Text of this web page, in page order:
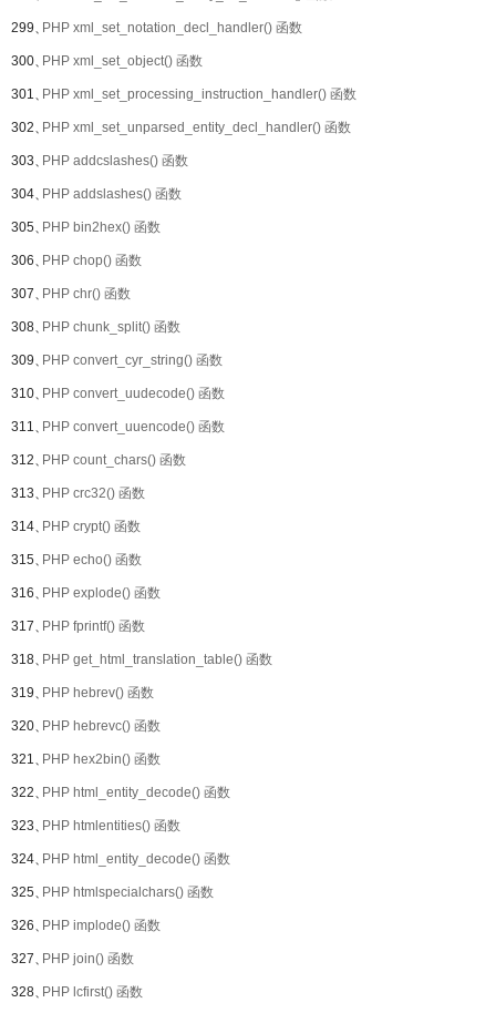
299、PHP xml_set_notation_decl_handler() 函数
300、PHP xml_set_object() 函数
301、PHP xml_set_processing_instruction_handler() 函数
302、PHP xml_set_unparsed_entity_decl_handler() 函数
303、PHP addcslashes() 函数
304、PHP addslashes() 函数
305、PHP bin2hex() 函数
306、PHP chop() 函数
307、PHP chr() 函数
308、PHP chunk_split() 函数
309、PHP convert_cyr_string() 函数
310、PHP convert_uudecode() 函数
311、PHP convert_uuencode() 函数
312、PHP count_chars() 函数
313、PHP crc32() 函数
314、PHP crypt() 函数
315、PHP echo() 函数
316、PHP explode() 函数
317、PHP fprintf() 函数
318、PHP get_html_translation_table() 函数
319、PHP hebrev() 函数
320、PHP hebrevc() 函数
321、PHP hex2bin() 函数
322、PHP html_entity_decode() 函数
323、PHP htmlentities() 函数
324、PHP html_entity_decode() 函数
325、PHP htmlspecialchars() 函数
326、PHP implode() 函数
327、PHP join() 函数
328、PHP lcfirst() 函数